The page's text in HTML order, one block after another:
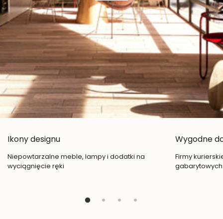
Ikony designu
Niepowtarzalne meble, lampy i dodatki na
wyciągnięcie ręki
Wygodne
Firmy
gabarytowych